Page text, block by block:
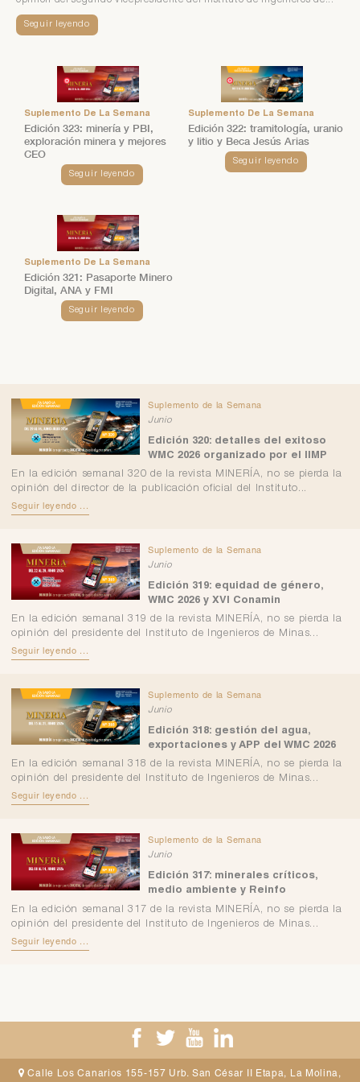
Seguir leyendo
Suplemento De La Semana
Edición 323: minería y PBI,
exploración minera y mejores
CEO
Seguir leyendo
Suplemento De La Semana
Edición 322: tramitología, uranio
y litio y Beca Jesús Arias
Seguir leyendo
Suplemento De La Semana
Edición 321: Pasaporte Minero
Digital, ANA y FMI
Seguir leyendo
Suplemento de la Semana
Junio
Edición 320: detalles del exitoso
WMC 2026 organizado por el IIMP
En la edición semanal 320 de la revista MINERÍA, no se pierda la
opinión del director de la publicación oficial del Instituto...
Seguir leyendo ...
Suplemento de la Semana
Junio
Edición 319: equidad de género,
WMC 2026 y XVI Conamin
En la edición semanal 319 de la revista MINERÍA, no se pierda la
opinión del presidente del Instituto de Ingenieros de Minas...
Seguir leyendo ...
Suplemento de la Semana
Junio
Edición 318: gestión del agua,
exportaciones y APP del WMC 2026
En la edición semanal 318 de la revista MINERÍA, no se pierda la
opinión del presidente del Instituto de Ingenieros de Minas...
Seguir leyendo ...
Suplemento de la Semana
Junio
Edición 317: minerales críticos,
medio ambiente y Reinfo
En la edición semanal 317 de la revista MINERÍA, no se pierda la
opinión del presidente del Instituto de Ingenieros de Minas...
Seguir leyendo ...
Calle Los Canarios 155-157 Urb. San César II Etapa, La Molina,